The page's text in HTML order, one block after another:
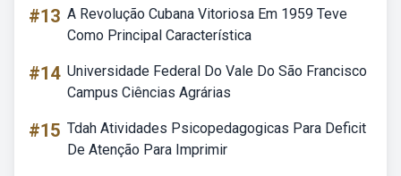
#13 A Revolução Cubana Vitoriosa Em 1959 Teve
Como Principal Característica
#14 Universidade Federal Do Vale Do São Francisco
Campus Ciências Agrárias
#15 Tdah Atividades Psicopedagogicas Para Deficit
De Atenção Para Imprimir